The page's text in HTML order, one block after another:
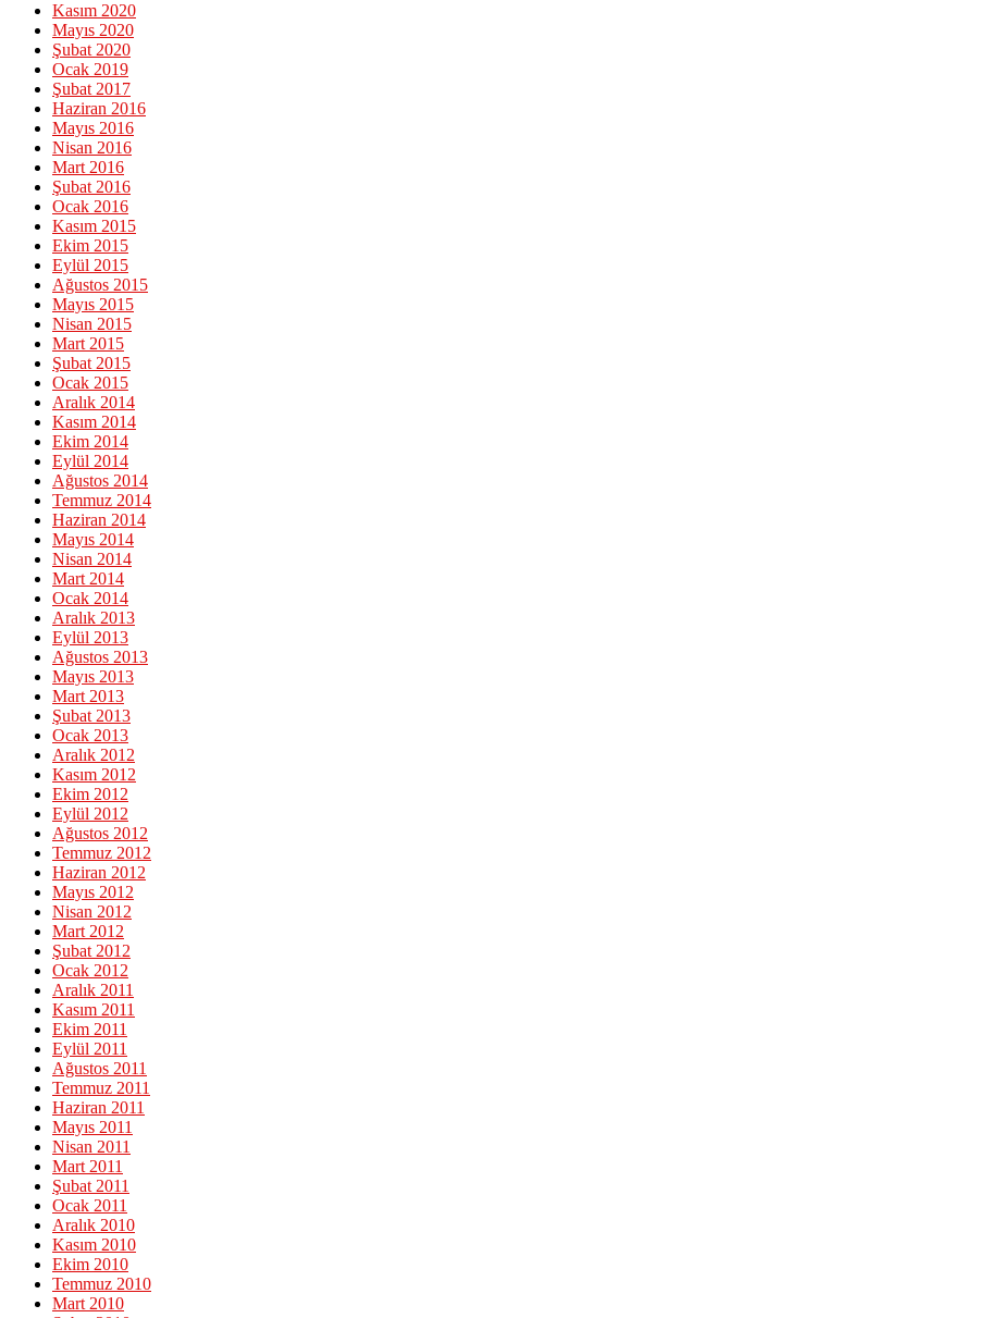
Kasım 2020
Mayıs 2020
Şubat 2020
Ocak 2019
Şubat 2017
Haziran 2016
Mayıs 2016
Nisan 2016
Mart 2016
Şubat 2016
Ocak 2016
Kasım 2015
Ekim 2015
Eylül 2015
Ağustos 2015
Mayıs 2015
Nisan 2015
Mart 2015
Şubat 2015
Ocak 2015
Aralık 2014
Kasım 2014
Ekim 2014
Eylül 2014
Ağustos 2014
Temmuz 2014
Haziran 2014
Mayıs 2014
Nisan 2014
Mart 2014
Ocak 2014
Aralık 2013
Eylül 2013
Ağustos 2013
Mayıs 2013
Mart 2013
Şubat 2013
Ocak 2013
Aralık 2012
Kasım 2012
Ekim 2012
Eylül 2012
Ağustos 2012
Temmuz 2012
Haziran 2012
Mayıs 2012
Nisan 2012
Mart 2012
Şubat 2012
Ocak 2012
Aralık 2011
Kasım 2011
Ekim 2011
Eylül 2011
Ağustos 2011
Temmuz 2011
Haziran 2011
Mayıs 2011
Nisan 2011
Mart 2011
Şubat 2011
Ocak 2011
Aralık 2010
Kasım 2010
Ekim 2010
Temmuz 2010
Mart 2010